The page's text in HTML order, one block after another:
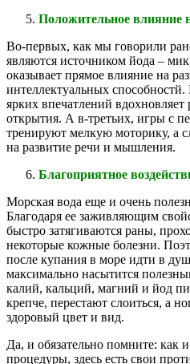
Положительное влияние
Во-первых, как мы говорили
являются источником йода –
оказывает прямое влияние на
интеллектуальных
ярких впечатлений
открытия. А в-третьих, игры с
тренируют мелкую моторику, а
на развитие речи и мышления.
Благоприятное
Морская вода еще и очень
Благодаря ее заживляющим
быстро затягиваются раны,
некоторые кожные болезни.
после купания в море идти в
максимально насытится
калий, кальций, магний и йод
крепче, перестают слоиться, а
здоровый цвет и вид.
Да, и обязательно помните: как
процедуры, здесь есть свои